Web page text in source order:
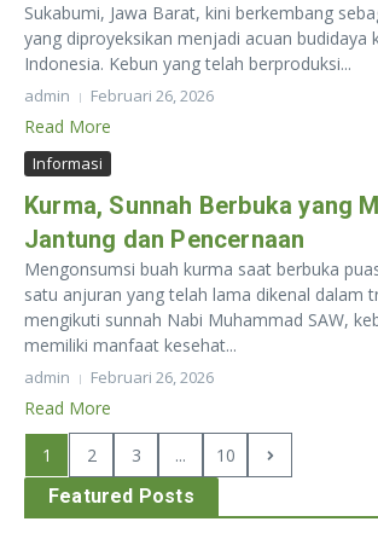
Sukabumi, Jawa Barat, kini berkembang
yang diproyeksikan menjadi acuan budidaya
Indonesia. Kebun yang telah berproduksi...
admin Februari 26, 2026
Read More
Informasi
Kurma, Sunnah Berbuka yang
Jantung dan Pencernaan
Mengonsumsi buah kurma saat berbuka
satu anjuran yang telah lama dikenal dalam
mengikuti sunnah Nabi Muhammad SAW,
memiliki manfaat kesehat...
admin Februari 26, 2026
Read More
1 2 3 ...
10
Featured Posts